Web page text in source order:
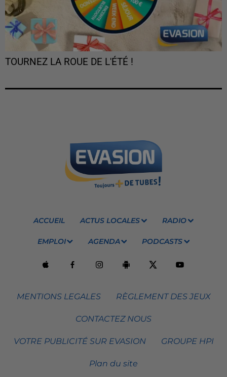
TOURNEZ LA ROUE DE L'ÉTÉ !
ACCUEIL ACTUS LOCALES RADIO
EMPLOI AGENDA PODCASTS
MENTIONS LEGALES RÈGLEMENT DES JEUX
CONTACTEZ NOUS
VOTRE PUBLICITÉ SUR EVASION GROUPE HPI
Plan du site